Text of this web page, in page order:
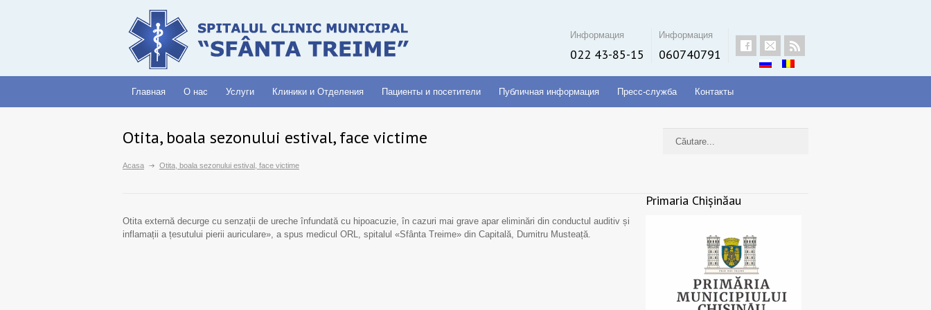
Информация
022 43-85-15
Информация
060740791
Главная О нас Услуги Клиники и Отделения Пациенты и посетители Публичная информация Пресс-служба Контакты
Otita, boala sezonului estival, face victime
Acasa Otita, boala sezonului estival, face victime
Otita externă decurge cu senzații de ureche înfundată cu hipoacuzie, în cazuri mai grave apar eliminări din conductul auditiv și
inflamații a țesutului pierii auriculare», a spus medicul ORL, spitalul «Sfânta Treime» din Capitală, Dumitru Musteață.
Primaria Chișinăau